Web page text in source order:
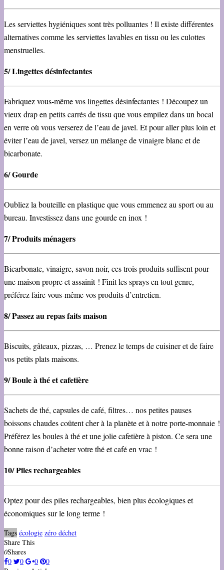
Les serviettes hygiéniques sont très polluantes ! Il existe différentes
alternatives comme les serviettes lavables en tissu ou les culottes
menstruelles.
5/ Lingettes désinfectantes
Fabriquez vous-même vos lingettes désinfectantes ! Découpez un
vieux drap en petits carrés de tissu que vous empilez dans un bocal
en verre où vous verserez de l’eau de javel. Et pour aller plus loin et
éviter l’eau de javel, versez un mélange de vinaigre blanc et de
bicarbonate.
6/ Gourde
Oubliez la bouteille en plastique que vous emmenez au sport ou au
bureau. Investissez dans une gourde en inox !
7/ Produits ménagers
Bicarbonate, vinaigre, savon noir, ces trois produits suffisent pour
une maison propre et assainit ! Finit les sprays en tout genre,
préférez faire vous-même vos produits d’entretien.
8/ Passez au repas faits maison
Biscuits, gâteaux, pizzas, … Prenez le temps de cuisiner et de faire
vos petits plats maisons.
9/ Boule à thé et cafetière
Sachets de thé, capsules de café, filtres… nos petites pauses
boissons chaudes coûtent cher à la planète et à notre porte-monnaie !
Préférez les boules à thé et une jolie cafetière à piston. Ce sera une
bonne raison d’acheter votre thé et café en vrac !
10/ Piles rechargeables
Optez pour des piles rechargeables, bien plus écologiques et
économiques sur le long terme !
Tags écologie zéro déchet
Share This
0Shares
0
0 0
0